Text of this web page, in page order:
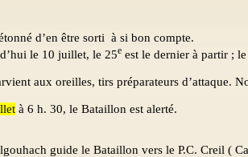
d’en être sorti à si bon compte.
le 10 juillet, le 25e est le dernier à partir ;
aux oreilles, tirs préparateurs d’attaque.
à 6 h. 30, le Bataillon est alerté.
guide le Bataillon vers le P.C. Creil (